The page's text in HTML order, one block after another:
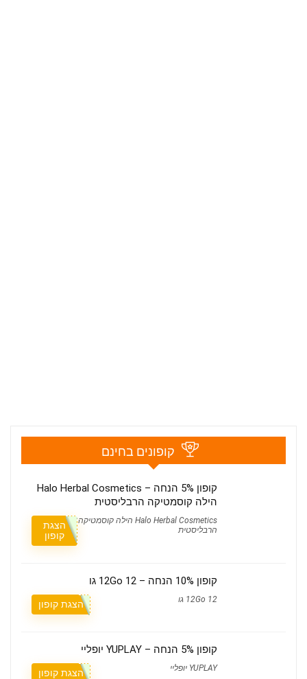
קופונים בחינם
קופון 5% הנחה – Halo Herbal Cosmetics
הילה קוסמטיקה הרבליסטית
Halo Herbal Cosmetics הילה קוסמטיקה
הרבליסטית
הצגת
קופון
קופון 10% הנחה – 12Go 12 גו
12Go 12 גו הצגת קופון
קופון 5% הנחה – YUPLAY יופליי
YUPLAY יופליי הצגת קופון